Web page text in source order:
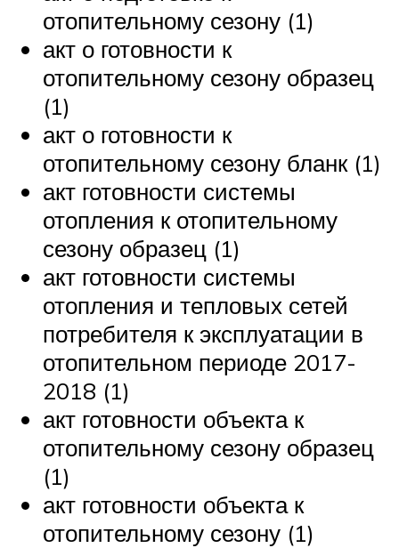
отопительному сезону (1)
акт о готовности к
отопительному сезону образец
(1)
акт о готовности к
отопительному сезону бланк (1)
акт готовности системы
отопления к отопительному
сезону образец (1)
акт готовности системы
отопления и тепловых сетей
потребителя к эксплуатации в
отопительном периоде 2017-
2018 (1)
акт готовности объекта к
отопительному сезону образец
(1)
акт готовности объекта к
отопительному сезону (1)